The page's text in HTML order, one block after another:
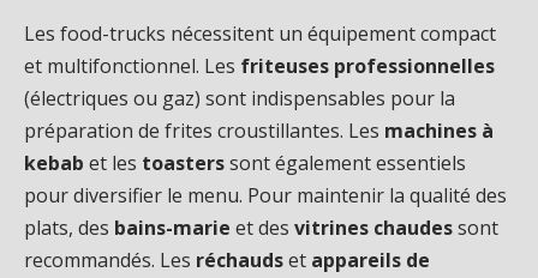
Les food-trucks nécessitent un équipement compact
et multifonctionnel. Les friteuses professionnelles
(électriques ou gaz) sont indispensables pour la
préparation de frites croustillantes. Les machines à
kebab et les toasterssont également essentiels
pour diversifier le menu. Pour maintenir la qualité des
plats, des bains-marie et des vitrines chaudessont
recommandés. Les réchaudset appareils de